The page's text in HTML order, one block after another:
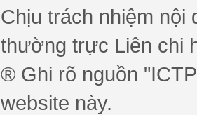
Chịu trách nhiệm nội
thường trực Liên chi
® Ghi rõ nguồn
website này.